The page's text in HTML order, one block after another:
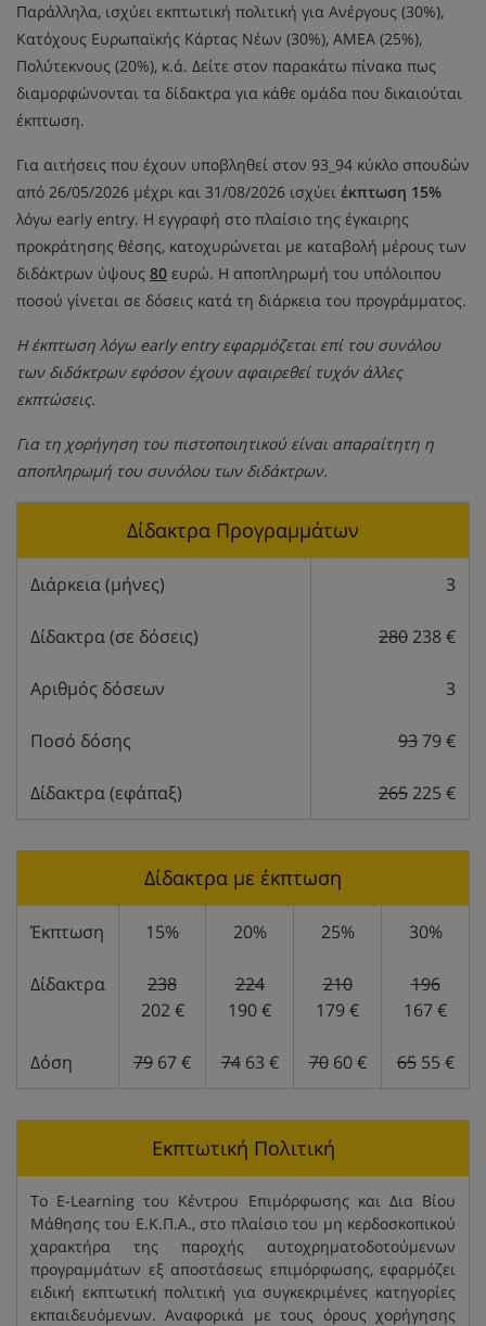
Παράλληλα, ισχύει εκπτωτική πολιτική για Ανέργους (30%),
Κατόχους Ευρωπαϊκής Κάρτας Νέων (30%), ΑΜΕΑ (25%),
Πολύτεκνους (20%), κ.ά. Δείτε στον παρακάτω πίνακα πως
διαμορφώνονται τα δίδακτρα για κάθε ομάδα που δικαιούται
έκπτωση.
Για αιτήσεις που έχουν υποβληθεί στον 93_94 κύκλο σπουδών
από 26/05/2026 μέχρι και 31/08/2026 ισχύει έκπτωση 15%
λόγω early entry. Η εγγραφή στο πλαίσιο της έγκαιρης
προκράτησης θέσης, κατοχυρώνεται με καταβολή μέρους των
διδάκτρων ύψους 80 ευρώ. Η αποπληρωμή του υπόλοιπου
ποσού γίνεται σε δόσεις κατά τη διάρκεια του προγράμματος.
Η έκπτωση λόγω early entry εφαρμόζεται επί του συνόλου
των διδάκτρων εφόσον έχουν αφαιρεθεί τυχόν άλλες
εκπτώσεις.
Για τη χορήγηση του πιστοποιητικού είναι απαραίτητη η
αποπληρωμή του συνόλου των διδάκτρων.
Δίδακτρα Προγραμμάτων
Διάρκεια (μήνες) 3
Δίδακτρα (σε δόσεις) 280238 €
Αριθμός δόσεων 3
Ποσό δόσης 93 79 €
Δίδακτρα (εφάπαξ) 265225 €
Δίδακτρα με έκπτωση
Έκπτωση 15% 20% 25% 30%
Δίδακτρα
238
202 €
224
190 €
210
179 €
196
167 €
Δόση 79 67 € 74 63 € 70 60 € 65 55 €
Εκπτωτική Πολιτική
Το E-Learning του Κέντρου Επιμόρφωσης και Δια Βίου
Μάθησης του Ε.Κ.Π.Α., στο πλαίσιο του μη κερδοσκοπικού
χαρακτήρα της παροχής αυτοχρηματοδοτούμενων
προγραμμάτων εξ αποστάσεως επιμόρφωσης, εφαρμόζει
ειδική εκπτωτική πολιτική για συγκεκριμένες κατηγορίες
εκπαιδευόμενων. Αναφορικά με τους όρους χορήγησης